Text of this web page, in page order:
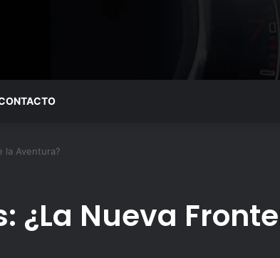
la Aventura?
¿La Nueva